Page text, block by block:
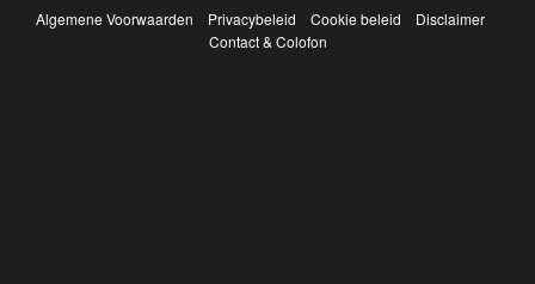
Algemene Voorwaarden Privacybeleid Cookie beleid
Disclaimer
Contact & Colofon